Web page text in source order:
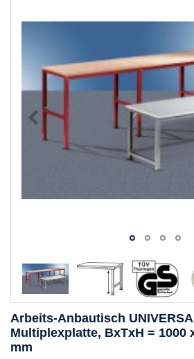
Arbeits-Anbautisch
Multiplexplatte, BxTxH = 1000
mm